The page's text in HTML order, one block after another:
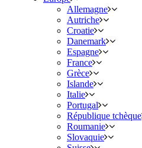
Allemagne
Autriche
Croatie
Danemark
Espagne
France
Grèce
Islande
Italie
Portugal
République tchèque
Roumanie
Slovaquie